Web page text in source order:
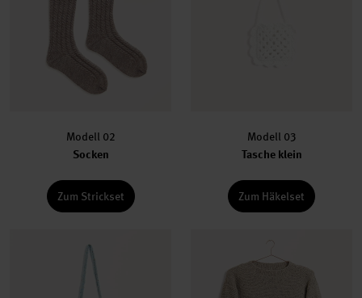
Modell 02
Socken
Zum Strickset
Modell 03
Tasche klein
Zum Häkelset